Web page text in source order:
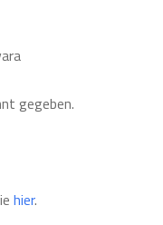
gegeben.
hier.